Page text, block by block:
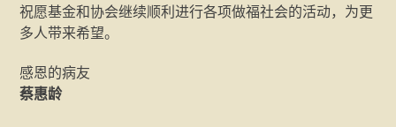
祝愿基金和协会继续顺利进行各项做福社会的活动，为更
多人带来希望。
感恩的病友
蔡惠龄